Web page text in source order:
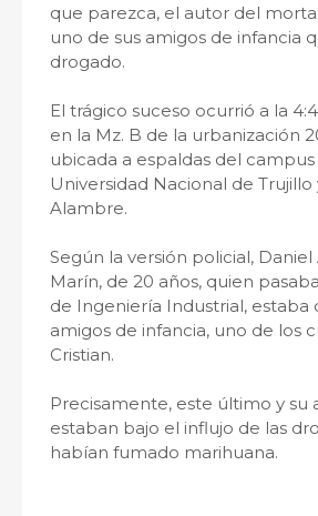
que parezca, el autor del
uno de sus amigos de infancia
drogado.
El trágico suceso ocurrió a la
en la Mz. B de la urbanización
ubicada a espaldas del campus
Universidad Nacional de Trujillo
Alambre.
Según la versión policial, Daniel
Marín, de 20 años, quien
de Ingeniería Industrial, estaba
amigos de infancia, uno de los
Cristian.
Precisamente, este último y su
estaban bajo el influjo de las
habían fumado marihuana.